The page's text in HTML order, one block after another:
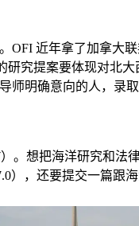
OFI 近年拿了加拿大
究提案要体现对北
师明确意向的人，录取
。想把海洋研究和
，还要提交一篇跟